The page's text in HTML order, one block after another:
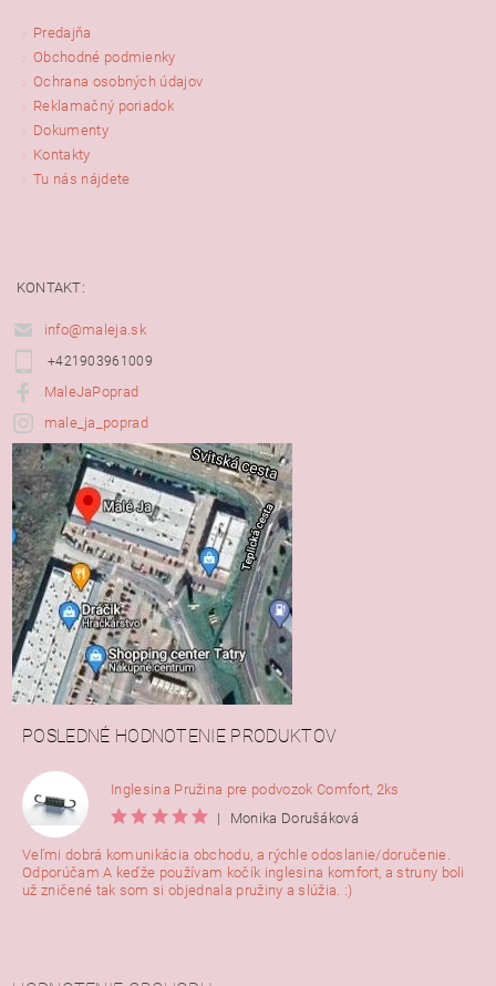
Predajňa
Obchodné podmienky
Ochrana osobných údajov
Reklamačný poriadok
Dokumenty
Kontakty
Tu nás nájdete
KONTAKT:
info@maleja.sk
+421903961009
MaleJaPoprad
male_ja_poprad
POSLEDNÉ HODNOTENIE PRODUKTOV
Inglesina Pružina pre podvozok Comfort, 2ks
|
Monika Dorušáková
Veľmi dobrá komunikácia obchodu, a rýchle odoslanie/doručenie.
Odporúčam A keďže používam kočík inglesina komfort, a struny boli
už zničené tak som si objednala pružiny a slúžia. :)